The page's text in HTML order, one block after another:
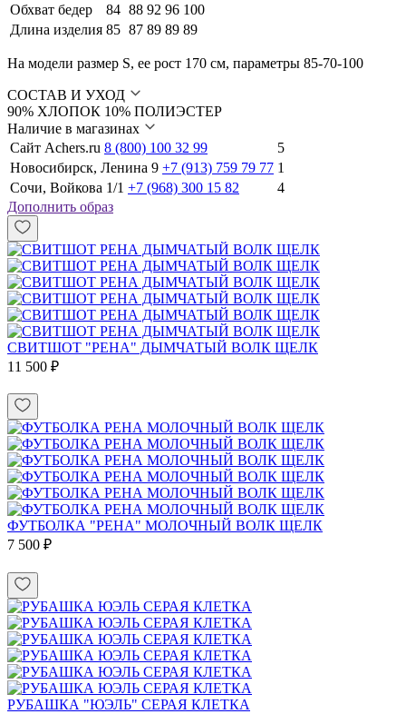
Обхват бедер
84 88 92 96 100
Длина изделия 85 87 89 89 89
На модели размер S, ее рост 170 см, параметры 85-70-100
СОСТАВ И УХОД
90% ХЛОПОК 10% ПОЛИЭСТЕР
Наличие в магазинах
Сайт Achers.ru 8 (800) 100 32 99
5
Новосибирск, Ленина 9 +7 (913) 759 79 77 1
Сочи, Войкова 1/1 +7 (968) 300 15 82
4
Дополнить образ
СВИТШОТ "РЕНА" ДЫМЧАТЫЙ ВОЛК ЩЕЛК
11 500 ₽
ФУТБОЛКА "РЕНА" МОЛОЧНЫЙ ВОЛК ЩЕЛК
7 500 ₽
РУБАШКА "ЮЭЛЬ" СЕРАЯ КЛЕТКА